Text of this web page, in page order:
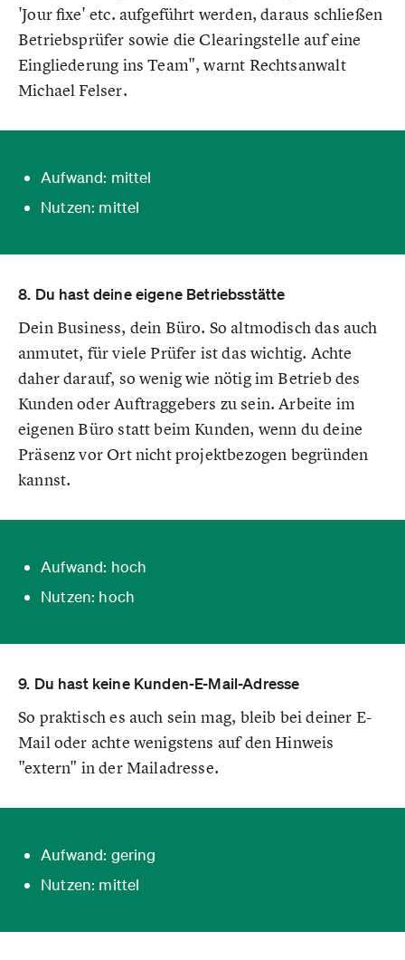
'Jour fixe' etc. aufgeführt werden, daraus schließen
Betriebsprüfer sowie die Clearingstelle auf eine
Eingliederung ins Team", warnt Rechtsanwalt
Michael Felser.
Aufwand: mittel
Nutzen: mittel
8. Du hast deine eigene Betriebsstätte
Dein Business, dein Büro. So altmodisch das auch
anmutet, für viele Prüfer ist das wichtig. Achte
daher darauf, so wenig wie nötig im Betrieb des
Kunden oder Auftraggebers zu sein. Arbeite im
eigenen Büro statt beim Kunden, wenn du deine
Präsenz vor Ort nicht projektbezogen begründen
kannst.
Aufwand: hoch
Nutzen: hoch
9. Du hast keine Kunden-E-Mail-Adresse
So praktisch es auch sein mag, bleib bei deiner E-
Mail oder achte wenigstens auf den Hinweis
"extern" in der Mailadresse.
Aufwand: gering
Nutzen: mittel